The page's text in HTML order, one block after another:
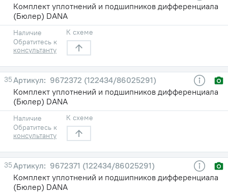
Комплект уплотнений и подшипников дифференциала
(Бюлер) DANA
Наличие
Обратитесь к
консультанту
К схеме
35
9672372 (122434/86025291)
Комплект уплотнений и подшипников дифференциала
(Бюлер) DANA
Наличие
Обратитесь к
консультанту
К схеме
35
9672371 (122434/86025291)
Комплект уплотнений и подшипников дифференциала
(Бюлер) DANA